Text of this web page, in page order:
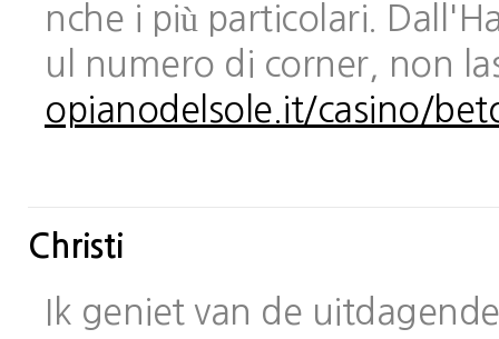
nche i più particolari.
ul numero di corner, non
opianodelsole.it/casino/
Christi
Ik geniet van de